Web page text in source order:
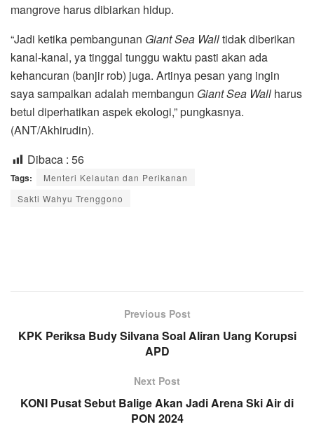
mangrove harus dibiarkan hidup.
“Jadi ketika pembangunan Giant Sea Walltidak diberikan
kanal-kanal, ya tinggal tunggu waktu pasti akan ada
kehancuran (banjir rob) juga. Artinya pesan yang ingin
saya sampaikan adalah membangun Giant Sea Wall harus
betul diperhatikan aspek ekologi,” pungkasnya.
(ANT/Akhirudin).
Dibaca : 56
Tags:
Menteri Kelautan dan Perikanan
Sakti Wahyu Trenggono
Previous Post
KPK Periksa Budy Silvana Soal Aliran Uang Korupsi
APD
Next Post
KONI Pusat Sebut Balige Akan Jadi Arena Ski Air di
PON 2024